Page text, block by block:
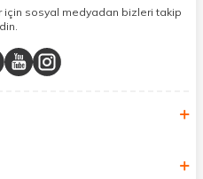
en iyi hale getiriyoruz.
her şey burada!
bize katılın!
sosyal medyadan bizleri takip